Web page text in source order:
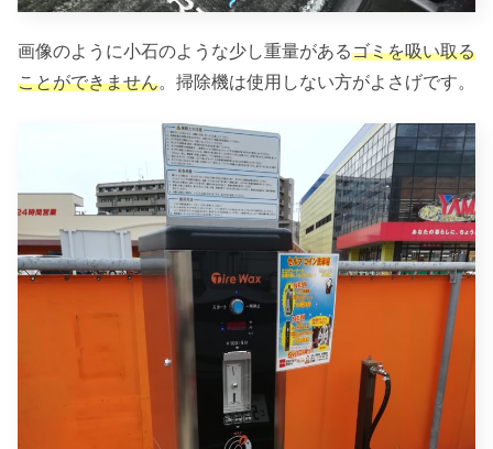
画像のように小石のような少し重量があるゴミを吸い取る
ことができません。掃除機は使用しない方がよさげです。